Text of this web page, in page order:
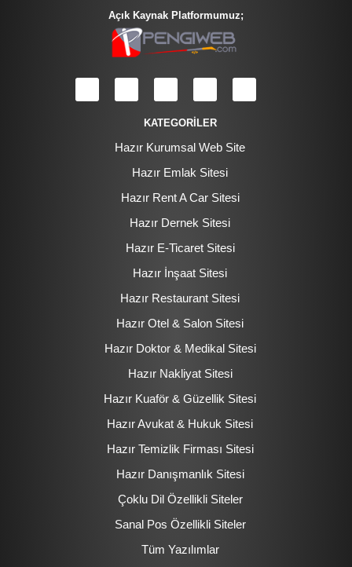
Açık Kaynak Platformumuz;
KATEGORİLER
Hazır Kurumsal Web Site
Hazır Emlak Sitesi
Hazır Rent A Car Sitesi
Hazır Dernek Sitesi
Hazır E-Ticaret Sitesi
Hazır İnşaat Sitesi
Hazır Restaurant Sitesi
Hazır Otel & Salon Sitesi
Hazır Doktor & Medikal Sitesi
Hazır Nakliyat Sitesi
Hazır Kuaför & Güzellik Sitesi
Hazır Avukat & Hukuk Sitesi
Hazır Temizlik Firması Sitesi
Hazır Danışmanlık Sitesi
Çoklu Dil Özellikli Siteler
Sanal Pos Özellikli Siteler
Tüm Yazılımlar